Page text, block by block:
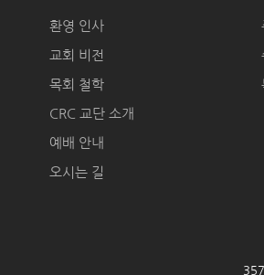
환영 인사
교회 비전
목회 철학
CRC 교단 소개
예배 안내
오시는 길